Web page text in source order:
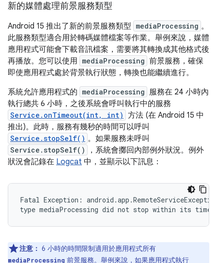
新的媒體處理前景服務類型
Android 15 推出了新的前景服務類型 mediaProcessing 。
此服務類型適合用於轉碼媒體檔案等作業。舉例來說，媒體
應用程式可能會下載音訊檔案，需要將其轉換成其他格式後
再播放。您可以使用 mediaProcessing 前景服務，確保
即使應用程式處於背景執行狀態，轉換也能繼續進行。
系統允許應用程式的 mediaProcessing 服務在 24 小時內
執行總共 6 小時，之後系統會呼叫執行中的服務
Service.onTimeout(int, int) 方法 (在 Android 15 中
推出)。此時，服務有幾秒的時間可以呼叫
Service.stopSelf() 。如果服務未呼叫
Service.stopSelf()
，系統會擲回內部例外狀況。例外
狀況會記錄在 Logcat 中，並顯示以下訊息：
Fatal Exception:
注意： 6 小時的時間限制適用於應用程式所有
mediaProcessing 前景服務。舉例來說，如果應用程式執行